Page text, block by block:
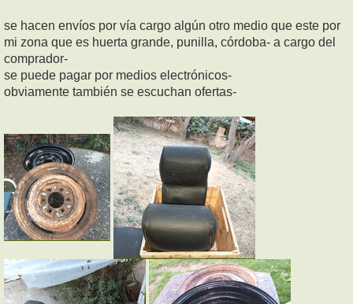
se hacen envíos por vía cargo algún otro medio que este por
mi zona que es huerta grande, punilla, córdoba- a cargo del
comprador-
se puede pagar por medios electrónicos-
obviamente también se escuchan ofertas-